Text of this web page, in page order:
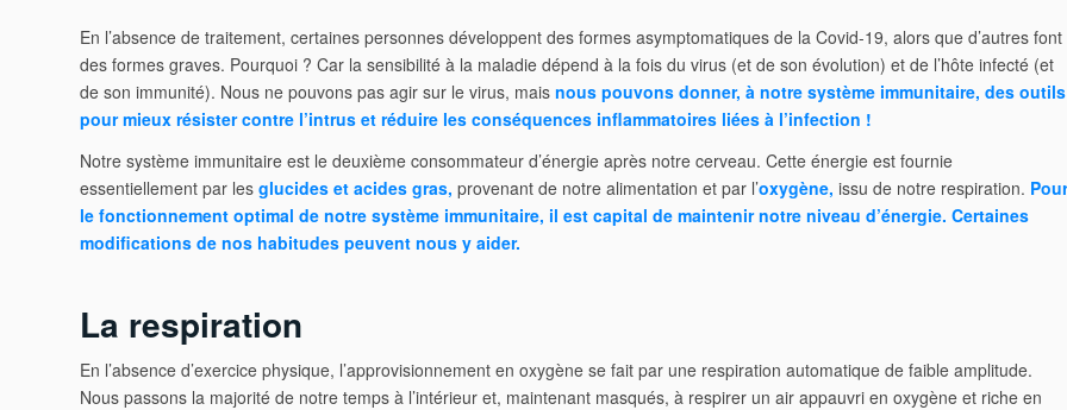
En l’absence de traitement, certaines personnes développent des formes asymptomatiques de la Covid-19, alors que d’autres font
des formes graves. Pourquoi ? Car la sensibilité à la maladie dépend à la fois du virus (et de son évolution) et de l’hôte infecté (et
de son immunité). Nous ne pouvons pas agir sur le virus, mais nous pouvons donner, à notre système immunitaire, des outils
pour mieux résister contre l’intrus et réduire les conséquences inflammatoires liées à l’infection !
Notre système immunitaire est le deuxième consommateur d’énergie après notre cerveau. Cette énergie est fournie
essentiellement par les glucides et acides gras, provenant de notre alimentation et par l’oxygène, issu de notre respiration. Pour
le fonctionnement optimal de notre système immunitaire, il est capital de maintenir notre niveau d’énergie. Certaines
modifications de nos habitudes peuvent nous y aider.
La respiration
En l’absence d’exercice physique, l’approvisionnement en oxygène se fait par une respiration automatique de faible amplitude.
Nous passons la majorité de notre temps à l’intérieur et, maintenant masqués, à respirer un air appauvri en oxygène et riche en